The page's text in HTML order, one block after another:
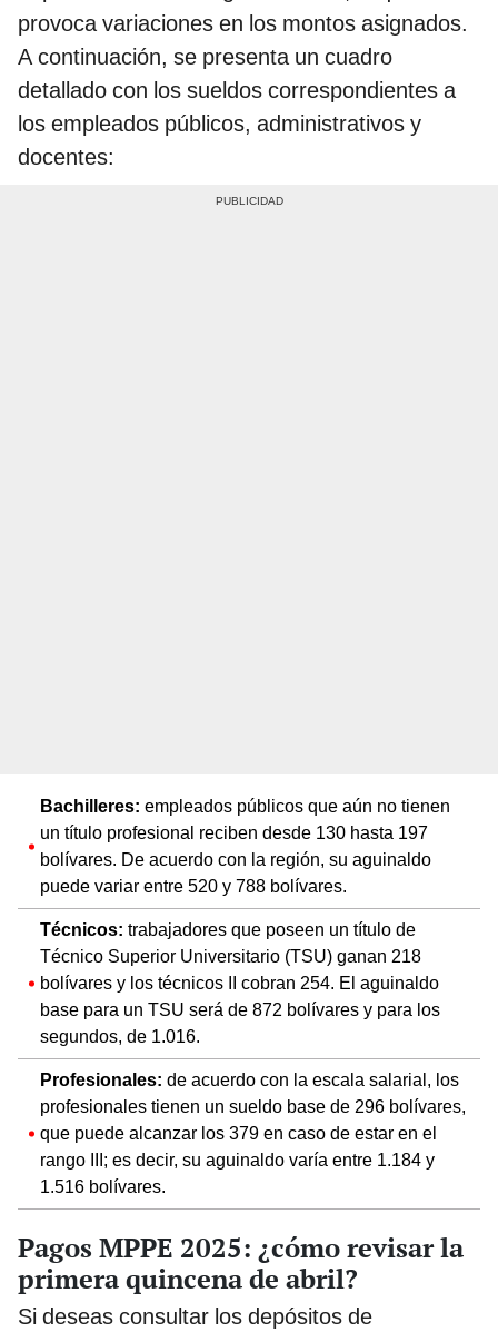
provoca variaciones en los montos asignados.
A continuación, se presenta un cuadro
detallado con los sueldos correspondientes a
los empleados públicos, administrativos y
docentes:
Bachilleres: empleados públicos que aún no tienen
un título profesional reciben desde 130 hasta 197
bolívares. De acuerdo con la región, su aguinaldo
puede variar entre 520 y 788 bolívares.
Técnicos: trabajadores que poseen un título de
Técnico Superior Universitario (TSU) ganan 218
bolívares y los técnicos II cobran 254. El aguinaldo
base para un TSU será de 872 bolívares y para los
segundos, de 1.016.
Profesionales: de acuerdo con la escala salarial, los
profesionales tienen un sueldo base de 296 bolívares,
que puede alcanzar los 379 en caso de estar en el
rango III; es decir, su aguinaldo varía entre 1.184 y
1.516 bolívares.
Pagos MPPE 2025: ¿cómo revisar la
primera quincena de abril?
Si deseas consultar los depósitos de